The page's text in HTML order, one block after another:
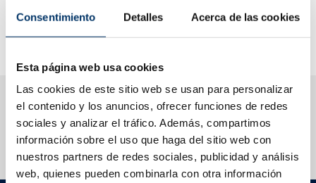
Consentimiento Detalles Acerca de las cookies
Esta página web usa cookies
Las cookies de este sitio web se usan para personalizar
el contenido y los anuncios, ofrecer funciones de redes
sociales y analizar el tráfico. Además, compartimos
información sobre el uso que haga del sitio web con
nuestros partners de redes sociales, publicidad y análisis
web, quienes pueden combinarla con otra información
Nous vous aidons à trouver les réponses à vos
questions